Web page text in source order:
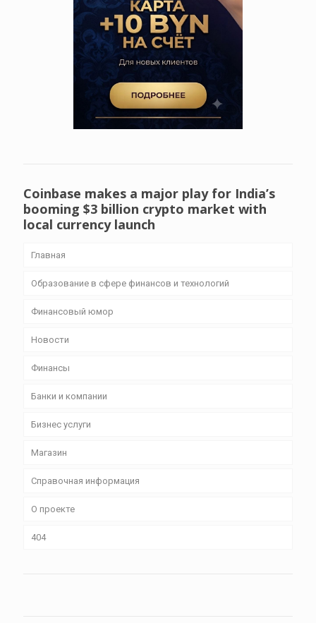
Coinbase makes a major play for India’s
booming $3 billion crypto market with
local currency launch
Главная
Образование в сфере финансов и технологий
Финансовый юмор
Новости
Финансы
Банки и компании
Бизнес уcлуги
Магазин
Справочная информация
О проекте
404